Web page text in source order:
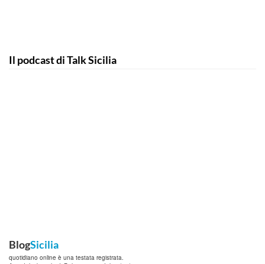
Il podcast di Talk Sicilia
BlogSicilia
quotidiano online è una testata registrata.